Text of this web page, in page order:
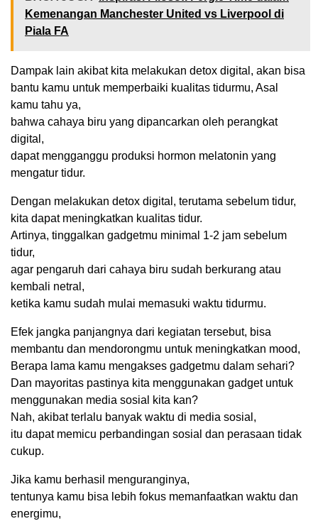
Kemenangan Manchester United vs Liverpool di
Piala FA
Dampak lain akibat kita melakukan detox digital, akan bisa
bantu kamu untuk memperbaiki kualitas tidurmu, Asal
kamu tahu ya,
bahwa cahaya biru yang dipancarkan oleh perangkat
digital,
dapat mengganggu produksi hormon melatonin yang
mengatur tidur.
Dengan melakukan detox digital, terutama sebelum tidur,
kita dapat meningkatkan kualitas tidur.
Artinya, tinggalkan gadgetmu minimal 1-2 jam sebelum
tidur,
agar pengaruh dari cahaya biru sudah berkurang atau
kembali netral,
ketika kamu sudah mulai memasuki waktu tidurmu.
Efek jangka panjangnya dari kegiatan tersebut, bisa
membantu dan mendorongmu untuk meningkatkan mood,
Berapa lama kamu mengakses gadgetmu dalam sehari?
Dan mayoritas pastinya kita menggunakan gadget untuk
menggunakan media sosial kita kan?
Nah, akibat terlalu banyak waktu di media sosial,
itu dapat memicu perbandingan sosial dan perasaan tidak
cukup.
Jika kamu berhasil menguranginya,
tentunya kamu bisa lebih fokus memanfaatkan waktu dan
energimu,